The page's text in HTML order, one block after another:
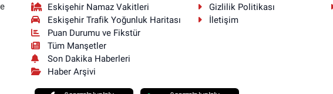
Eskişehir Namaz Vakitleri
Eskişehir Trafik Yoğunluk Haritası
Puan Durumu ve Fikstür
Tüm Manşetler
Son Dakika Haberleri
Haber Arşivi
Gizlilik Politikası
İletişim